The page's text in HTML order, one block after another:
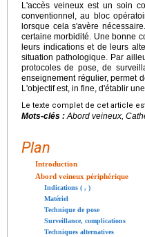
L'accès veineux est un soin
conventionnel, au bloc
lorsque cela s'avère
certaine morbidité. Une bonne
leurs indications et de leurs
situation pathologique. Par
protocoles de pose, de
enseignement régulier, permet
L'objectif est, in fine, d'établir
Le texte complet de cet article
Mots-clés :Abord veineux,
Plan
Introduction
Abord veineux périphérique
Indications ( , )
Matériel
Technique de pose
Surveillance, complications
Techniques alternatives